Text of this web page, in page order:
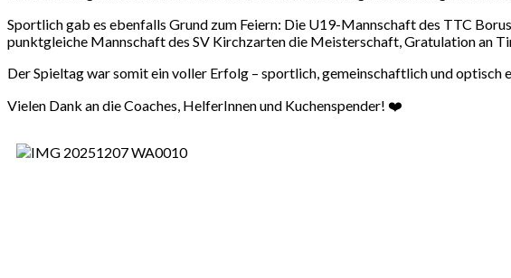
Sportlich gab es ebenfalls Grund zum Feiern: Die U19-Mannschaft des TTC
punktgleiche Mannschaft des SV Kirchzarten die Meisterschaft, Gratulation an
Der Spieltag war somit ein voller Erfolg – sportlich, gemeinschaftlich und optisch
Vielen Dank an die Coaches, HelferInnen und Kuchenspender! ❤️